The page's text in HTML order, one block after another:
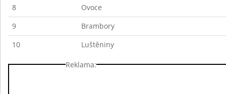
8
Ovoce
9
Brambory
10
Luštěniny
Reklama: